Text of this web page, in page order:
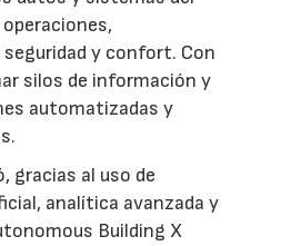
y confort. Con
silos de información y
automatizadas y
gracias al uso de
analítica avanzada y
Building X